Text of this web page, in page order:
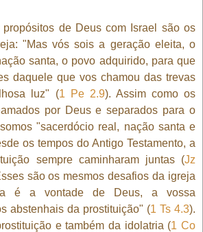
propósitos de Deus com Israel são os
"Mas vós sois a geração eleita, o
santa, o povo adquirido, para que
daquele que vos chamou das trevas
luz" (1 Pe 2.9). Assim como os
por Deus e separados para o
"sacerdócio real, nação santa e
os tempos do Antigo Testamento, a
sempre caminharam juntas (Jz
são os mesmos desafios da igreja
é a vontade de Deus, a vossa
abstenhais da prostituição" (1 Ts 4.3).
e também da idolatria (1 Co